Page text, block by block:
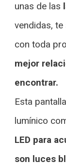
unas de las
vendidas, te
con toda
mejor
encontrar.
Esta
lumínico
LED para
son luces